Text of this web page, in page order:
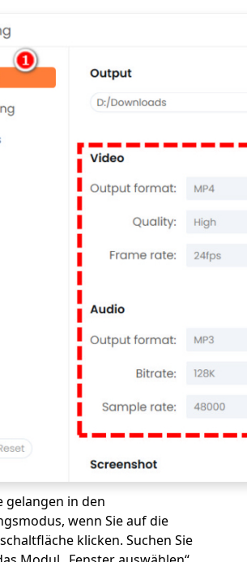
gelangen in den
wenn Sie auf die
klicken. Suchen Sie